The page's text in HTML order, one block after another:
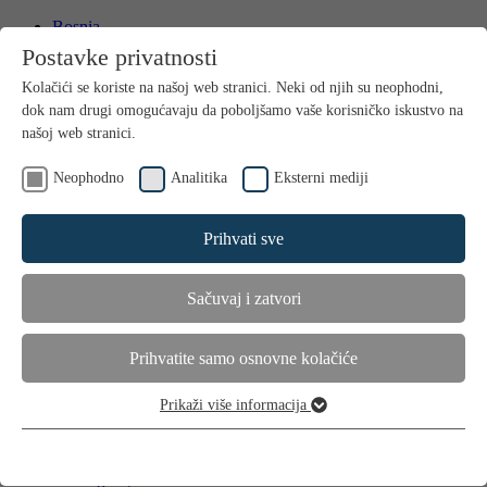
Bosnia
International
Kontakt
Media
Proizvodi
Njega kose
Savjeti i trikovi
Suha i oštećena kosa
Postavke privatnosti
Kolačići se koriste na našoj web stranici. Neki od njih su neophodni,
dok nam drugi omogućavaju da poboljšamo vaše korisničko iskustvo na
našoj web stranici.
Neophodno Analitika Eksterni mediji
Prihvati sve
Sačuvaj i zatvori
Prihvatite samo osnovne kolačiće
Prikaži više informacija